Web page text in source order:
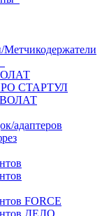
СТАРТУЛ
ВОЛАТ
адаптеров
FORCE
ДЕЛО